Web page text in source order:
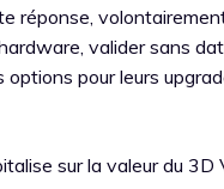
réponse,
valider sans
pour leurs
sur la valeur du 3D